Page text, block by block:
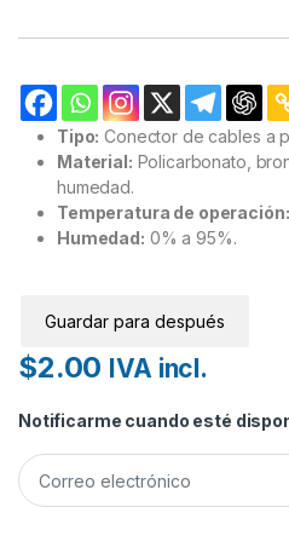
Tipo: Conector de cables a
Material: Policarbonato,
humedad.
Temperatura de operación:
Humedad: 0% a 95%.
Guardar para después
$2.00 IVA incl.
Notificarme cuando esté